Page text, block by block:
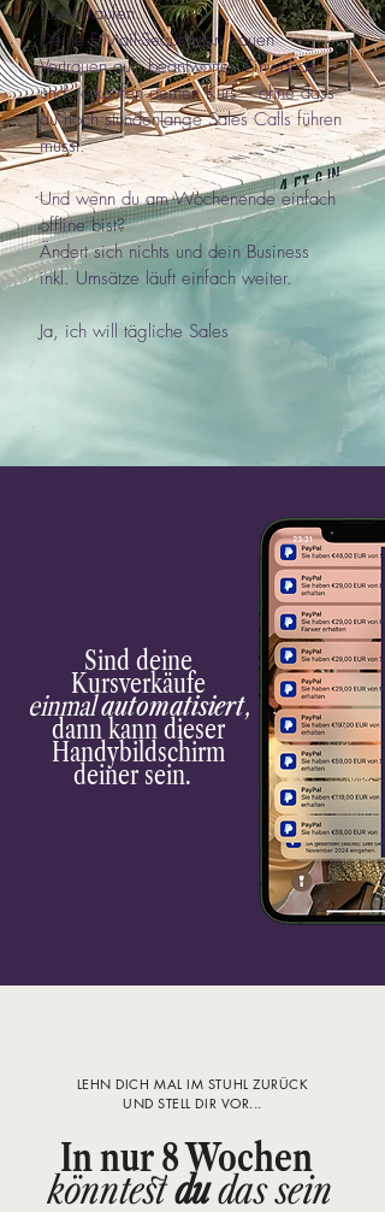
Kurse kaufen.
Deine E-Mail-Sequenzen bauen
Vertrauen auf, beantworten Einwände
und verkaufen deinen Kurs – ohne dass
du noch stundenlange Sales Calls führen
musst.
Und wenn du am Wochenende einfach
offline bist?
Ändert sichnichts und dein Business
inkl. Umsätze läuft einfach weiter.
Ja, ich will tägliche Sales
Sind deine
Kursverkäufe
einmal automatisiert,
dann kann dieser
Handybildschirm
deiner sein.
LEHN DICH MAL IM STUHL ZURÜCK
UND STELL DIR VOR...
In nur 8 Wochen
könntestdudassein